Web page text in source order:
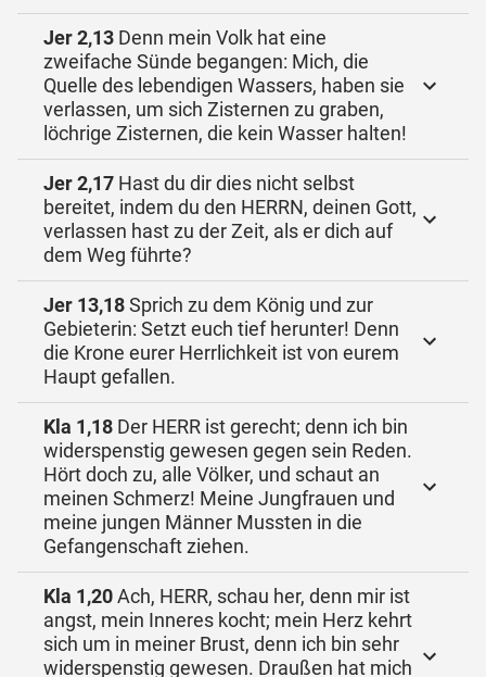
Jer 2,13 Denn mein Volk hat eine
zweifache Sünde begangen: Mich, die
Quelle des lebendigen Wassers, haben sie
verlassen, um sich Zisternen zu graben,
löchrige Zisternen, die kein Wasser halten!
Jer 2,17 Hast du dir dies nicht selbst
bereitet, indem du den HERRN, deinen Gott,
verlassen hast zu der Zeit, als er dich auf
dem Weg führte?
Jer 13,18Sprich zu dem König und zur
Gebieterin: Setzt euch tief herunter! Denn
die Krone eurer Herrlichkeit ist von eurem
Haupt gefallen.
Kla 1,18 Der HERR ist gerecht; denn ich bin
widerspenstig gewesen gegen sein Reden.
Hört doch zu, alle Völker, und schaut an
meinen Schmerz! Meine Jungfrauen und
meine jungen Männer Mussten in die
Gefangenschaft ziehen.
Kla 1,20Ach, HERR, schau her, denn mir ist
angst, mein Inneres kocht; mein Herz kehrt
sich um in meiner Brust, denn ich bin sehr
widerspenstig gewesen. Draußen hat mich